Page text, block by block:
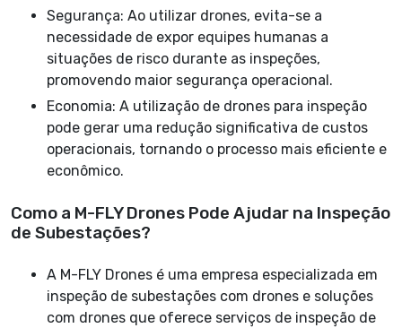
Segurança: Ao utilizar drones, evita-se a
necessidade de expor equipes humanas a
situações de risco durante as inspeções,
promovendo maior segurança operacional.
Economia: A utilização de drones para inspeção
pode gerar uma redução significativa de custos
operacionais, tornando o processo mais eficiente e
econômico.
Como a M-FLY Drones Pode Ajudar na Inspeção
de Subestações?
A M-FLY Drones é uma empresa especializada em
inspeção de subestações com drones e soluções
com drones que oferece serviços de inspeção de